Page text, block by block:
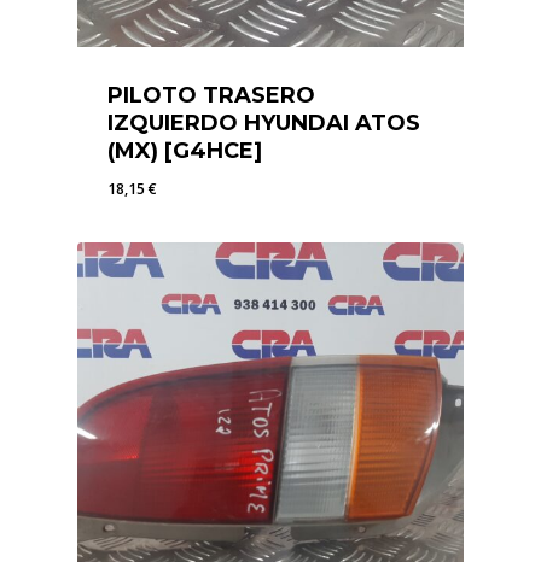
PILOTO TRASERO
IZQUIERDO HYUNDAI ATOS
(MX) [G4HCE]
18,15€